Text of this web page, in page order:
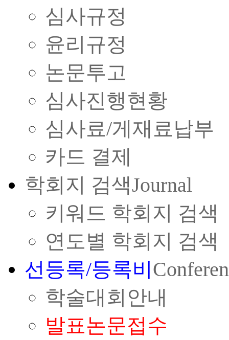
심사규정
윤리규정
논문투고
심사진행현황
심사료/게재료납부
카드 결제
학회지 검색Journal
키워드 학회지 검색
연도별 학회지 검색
선등록/등록비
학술대회안내
발표논문접수